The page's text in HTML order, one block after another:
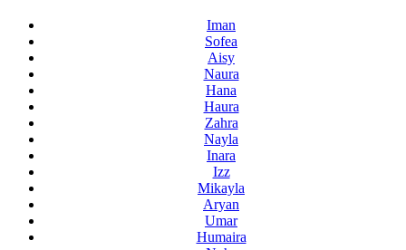
Iman
Sofea
Aisy
Naura
Hana
Haura
Zahra
Nayla
Inara
Izz
Mikayla
Aryan
Umar
Humaira